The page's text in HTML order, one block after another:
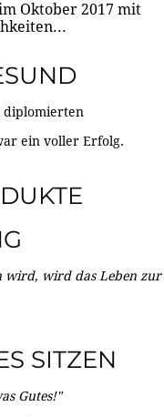
Oktober 2017 mit
diplomierten
ein voller Erfolg.
wird, wird das Leben zur
SITZEN
Gutes!"